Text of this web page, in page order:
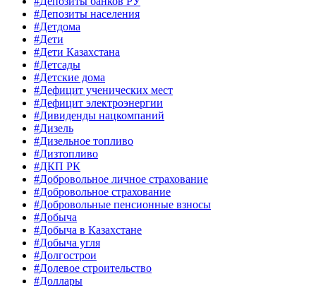
#Депозиты населения
#Детдома
#Дети
#Дети Казахстана
#Детсады
#Детские дома
#Дефицит ученических мест
#Дефицит электроэнергии
#Дивиденды нацкомпаний
#Дизель
#Дизельное топливо
#Дизтопливо
#ДКП РК
#Добровольное личное страхование
#Добровольное страхование
#Добровольные пенсионные взносы
#Добыча
#Добыча в Казахстане
#Добыча угля
#Долгострои
#Долевое строительство
#Доллары